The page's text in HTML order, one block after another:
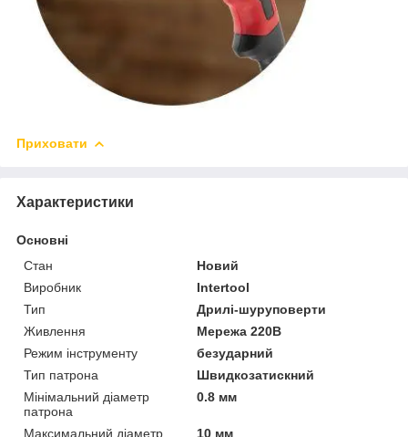
Приховати
Характеристики
Основні
Стан
Новий
Виробник
Intertool
Тип
Дрилі-шуруповерти
Живлення
Мережа 220В
Режим інструменту
безударний
Тип патрона
Швидкозатискний
Мінімальний діаметр
патрона
0.8 мм
Максимальний діаметр
10 мм